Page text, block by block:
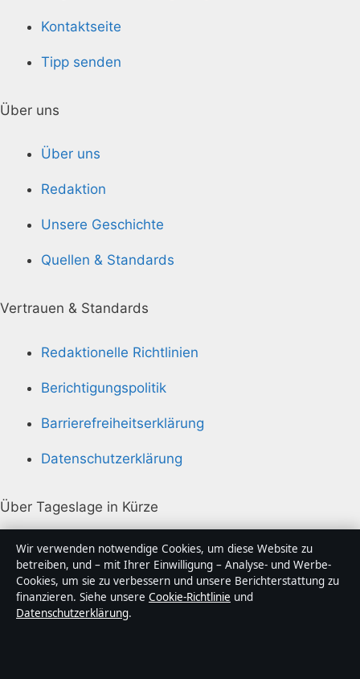
Kontaktseite
Tipp senden
Über uns
Über uns
Redaktion
Unsere Geschichte
Quellen & Standards
Vertrauen & Standards
Redaktionelle Richtlinien
Berichtigungspolitik
Barrierefreiheitserklärung
Datenschutzerklärung
Über Tageslage in Kürze
Tageslage ist ein unabhängiger digitaler
Nachrichtenanbieter mit Fokus auf Politik, Wirtschaft,
Technik und Gesellschaft in Deutschland. Jeder Artikel
trägt eine Byline, wird von einem Redakteur geprüft
und vor der Veröffentlichung faktengecheckt.
Wir verwenden notwendige Cookies, um diese Website zu
betreiben, und – mit Ihrer Einwilligung – Analyse- und Werbe-
Cookies, um sie zu verbessern und unsere Berichterstattung zu
finanzieren. Siehe unsere Cookie-Richtlinie und
Datenschutzerklärung.